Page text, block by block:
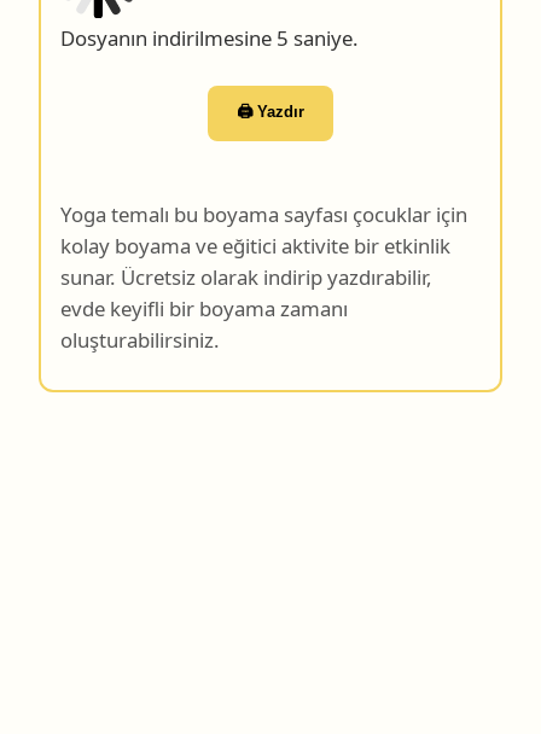
sunar. Ücretsiz olarak indirip yazdırabilir,
evde keyifli bir boyama zamanı
oluşturabilirsiniz.